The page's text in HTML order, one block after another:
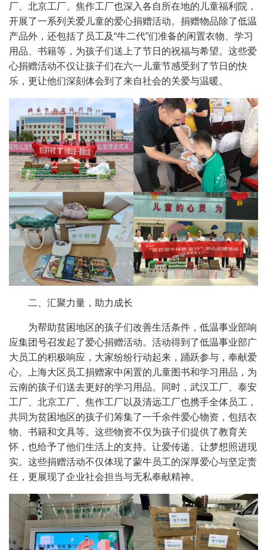
厂、北京工厂、焦作工厂也深入各自所在地的儿童福利院，
开展了一系列关爱儿童的爱心捐赠活动。捐赠物品除了低温
产品外，还包括了员工及“牛二代”们准备的闲置衣物、学习
用品、书籍等，为孩子们送上了节日的祝福与希望。这些爱
心捐赠活动不仅让孩子们在六一儿童节感受到了节日的快
乐，更让他们深刻体会到了来自社会的关爱与温暖。
二、汇聚力量，助力成长
为帮助贫困地区的孩子们改善生活条件，低温事业部响
应集团号召发起了爱心捐赠活动。活动得到了低温事业部广
大员工的积极响应，大家纷纷行动起来，踊跃参与，奉献爱
心。上海大区员工捐赠家中闲置的儿童图书和学习用品，为
云南的孩子们送去更好的学习用品。同时，武汉工厂、泰安
工厂、北京工厂、焦作工厂以及清远工厂也携手全体员工，
共同为贫困地区的孩子们筹集了一千余件爱心物资，包括衣
物、书籍和文具等。这些物资不仅为孩子们提供了教育关
怀，也给予了他们生活上的支持。让爱传递、让梦想照进现
实。这些捐赠活动不仅体现了蒙牛员工的深厚爱心与坚定责
任，更展现了企业社会担当与无私奉献精神。